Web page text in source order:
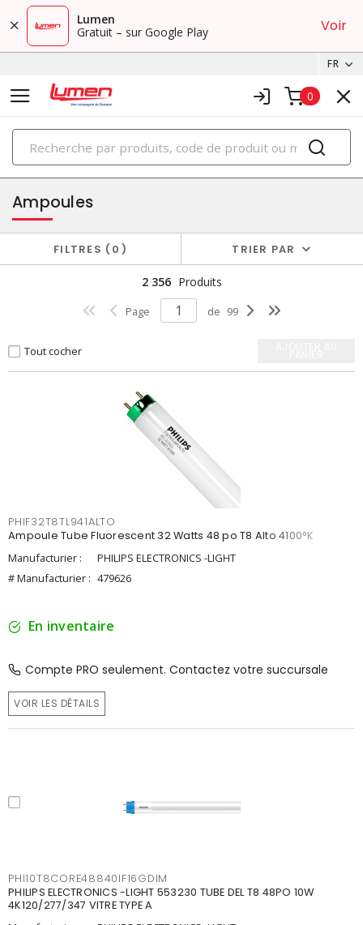
Lumen
Gratuit – sur Google Play
Voir
FR
0
PRODUITS
éclairage
Ampoules
FILTRES 0 TRIER PAR
2 356 Produits
Page de 99
Tout cocher
PHIF32T8TL941ALTO
Ampoule Tube Fluorescent 32 Watts 48 po T8 Alto 4100°K
Manufacturier :
PHILIPS ELECTRONICS -LIGHT
# Manufacturier : 479626
En inventaire
Compte PRO seulement. Contactez votre succursale
VOIR LES DÉTAILS
PHI10T8CORE48840IF16GDIM
PHILIPS ELECTRONICS -LIGHT 553230 TUBE DEL T8 48PO 10W
4K120/277/347 VITRE TYPE A